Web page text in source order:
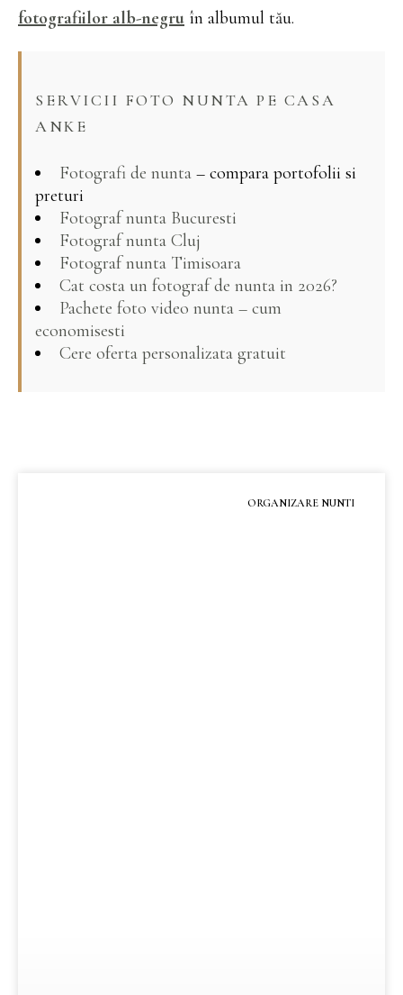
fotografiilor alb-negru în albumul tău.
SERVICII FOTO NUNTA PE CASA
ANKE
Fotografi de nunta – compara portofolii si
preturi
Fotograf nunta Bucuresti
Fotograf nunta Cluj
Fotograf nunta Timisoara
Cat costa un fotograf de nunta in 2026?
Pachete foto video nunta – cum
economisesti
Cere oferta personalizata gratuit
ORGANIZARE NUNTI